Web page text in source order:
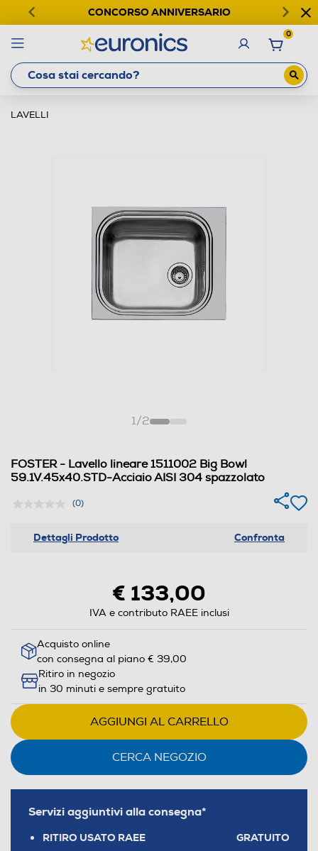
CONCORSO ANNIVERSARIO
0
LAVELLI
1/2
FOSTER - Lavello lineare 1511002 Big Bowl
59.1V.45x40.STD-Acciaio AISI 304 spazzolato
(0)
Dettagli Prodotto Confronta
€ 133,00
IVA e contributo RAEE inclusi
Acquisto online
con consegna al piano € 39,00
Ritiro in negozio
in 30 minuti e sempre gratuito
AGGIUNGI AL CARRELLO
CERCA NEGOZIO
Servizi aggiuntivi alla consegna*
RITIRO USATO RAEE GRATUITO